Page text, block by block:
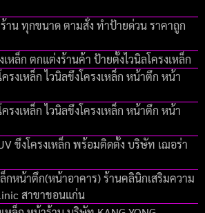
าน ทุกขนาด ตามสั่ง ทำป้ายด่วน ราคาถูก
เหล็ก ตกแต่งร้านค้า ป้ายตั้งไวนิลโครงเหล็ก
รงเหล็ก ไวนิลขึงโครงเหล็ก หน้าตึก หน้า
รงเหล็ก ไวนิลขึงโครงเหล็ก หน้าตึก หน้า
ขึงโครงเหล็ก พร้อมติดตั้ง บริษัท เฌอร่า
ล็กหน้าตึก(หน้าอาคาร) ร้านคลินิกเสริมความ
สาขาขอนแก่น